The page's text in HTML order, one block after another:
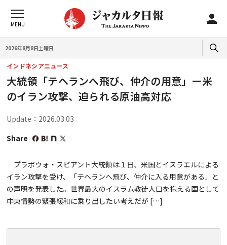
2026年8月8日土曜日
インドネシアニュース
大統領「テヘランへ飛び、仲介の用意」ー米
のイラン攻撃、迫られる原油高対応
Update：2026.03.03
Share
プラボウォ・スビアント大統領は１日、米国とイスラエルによる
イラン攻撃を受け、「テヘランへ飛び、仲介に入る用意がある」と
の声明を発表した。世界最大のイスラム教徒人口を抱える国として
中東情勢の緊張緩和に乗り出したい考えだが […]